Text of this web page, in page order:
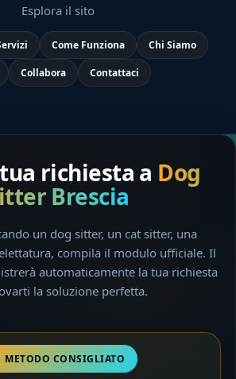
Esplora il sito
Come Funziona Chi Siamo
Collabora Contattaci
richiesta a Dog
Brescia
un dog sitter, un cat sitter, una
compila il modulo ufficiale. Il
automaticamente la tua richiesta
la soluzione perfetta.